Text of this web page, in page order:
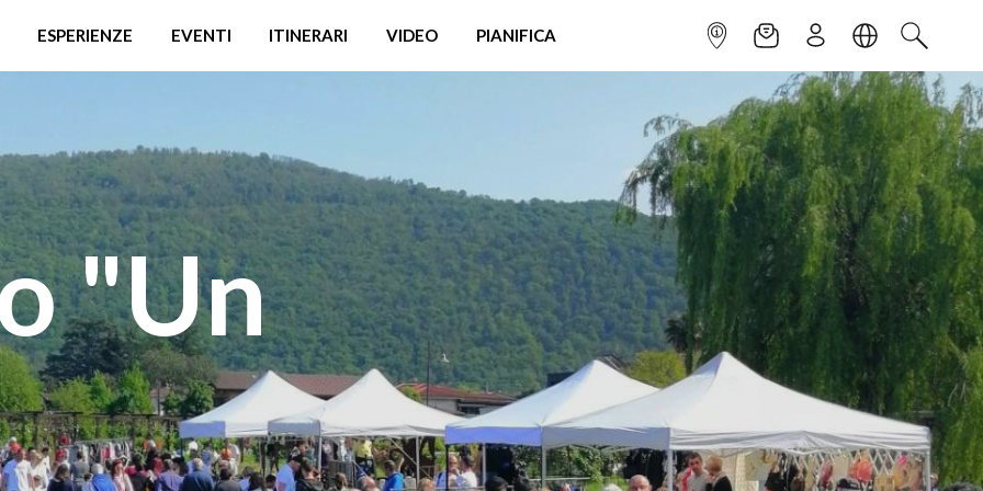
ESPERIENZE EVENTI ITINERARI VIDEO PIANIFICA INFOPOINTNEWSLETTER
ISCRIVITILINGUACERCA
"Un